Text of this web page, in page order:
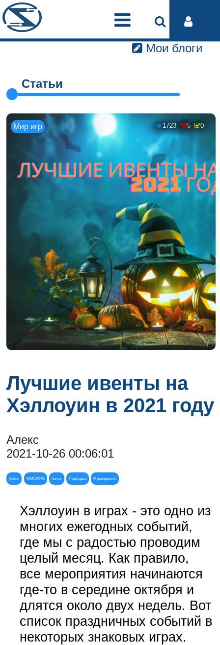
Мои блоги
Статьи
Мир игр 1723 5 0
Лучшие ивенты на
Хэллоуин в 2021 году
Алекс
2021-10-26 00:06:01
Action MMORPG horror Подборка Мероприятия
Хэллоуин в играх - это одно из
многих ежегодных событий,
где мы с радостью проводим
целый месяц. Как правило,
все мероприятия начинаются
где-то в середине октября и
длятся около двух недель. Вот
список праздничных событий в
некоторых знаковых играх.